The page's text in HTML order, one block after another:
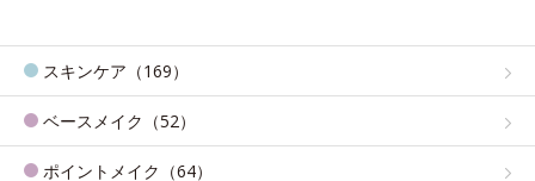
スキンケア（169）
ベースメイク（52）
ポイントメイク（64）